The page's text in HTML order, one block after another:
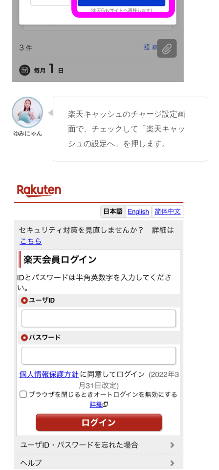
楽天キャッシュのチャージ設定画
面で、チェックして「楽天キャッ
シュの設定へ」を押します。